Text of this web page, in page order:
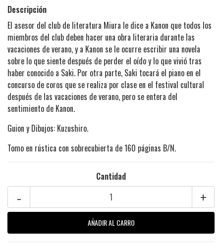
Descripción
El asesor del club de literatura Miura le dice a Kanon que todos los
miembros del club deben hacer una obra literaria durante las
vacaciones de verano, y a Kanon se le ocurre escribir una novela
sobre lo que siente después de perder el oído y lo que vivió tras
haber conocido a Saki. Por otra parte, Saki tocará el piano en el
concurso de coros que se realiza por clase en el festival cultural
después de las vacaciones de verano, pero se entera del
sentimiento de Kanon.
Guion y Dibujos: Kuzushiro.
Tomo en rústica con sobrecubierta de 160 páginas B/N.
Cantidad
+
-